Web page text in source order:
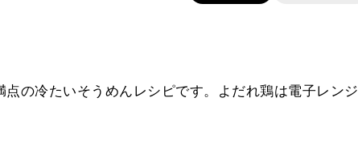
の冷たいそうめんレシピです。よだれ鶏は電子レンジ